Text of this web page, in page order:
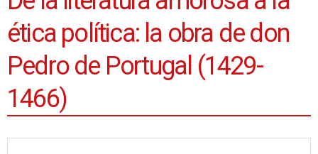
ética política: la obra de don
Pedro de Portugal (1429-
1466)